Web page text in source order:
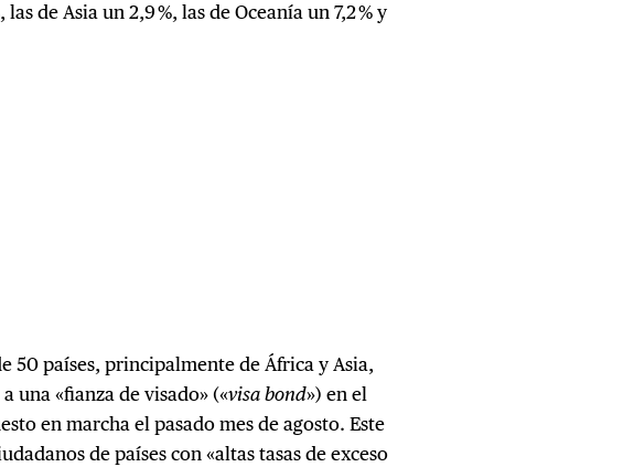
de Asia un 2,9 %, las de Oceanía un 7,2 % y
50 países, principalmente de África y Asia,
una «fianza de visado» («visa bond») en el
en marcha el pasado mes de agosto. Este
de países con «altas tasas de exceso